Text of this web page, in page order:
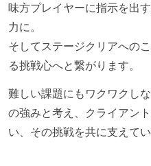
味方プレイヤーに指示を出
力に。
そしてステージクリアへの
る挑戦心へと繋がります。
難しい課題にもワクワクし
の強みと考え、クライアン
い、その挑戦を共に支えてい